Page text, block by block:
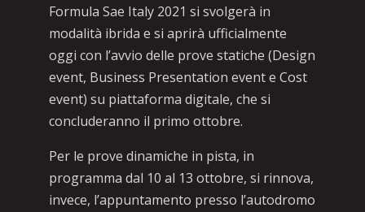
Formula Sae Italy 2021 si svolgerà in
modalità ibrida e si aprirà ufficialmente
oggi con l’avvio delle prove statiche (Design
event, Business Presentation event e Cost
event) su piattaforma digitale, che si
concluderanno il primo ottobre.
Per le prove dinamiche in pista, in
programma dal 10 al 13 ottobre, si rinnova,
invece, l’appuntamento presso l’autodromo